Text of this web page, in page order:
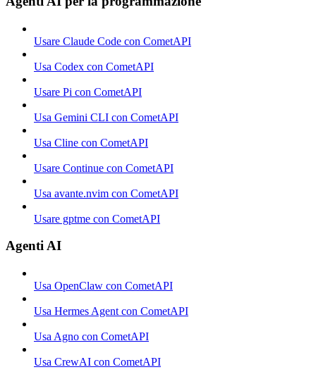
Usare Claude Code con CometAPI
Usa Codex con CometAPI
Usare Pi con CometAPI
Usa Gemini CLI con CometAPI
Usa Cline con CometAPI
Usare Continue con CometAPI
Usa avante.nvim con CometAPI
Usare gptme con CometAPI
Agenti AI
Usa OpenClaw con CometAPI
Usa Hermes Agent con CometAPI
Usa Agno con CometAPI
Usa CrewAI con CometAPI